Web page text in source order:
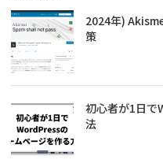
2024年)
策
初心者が1日で
法